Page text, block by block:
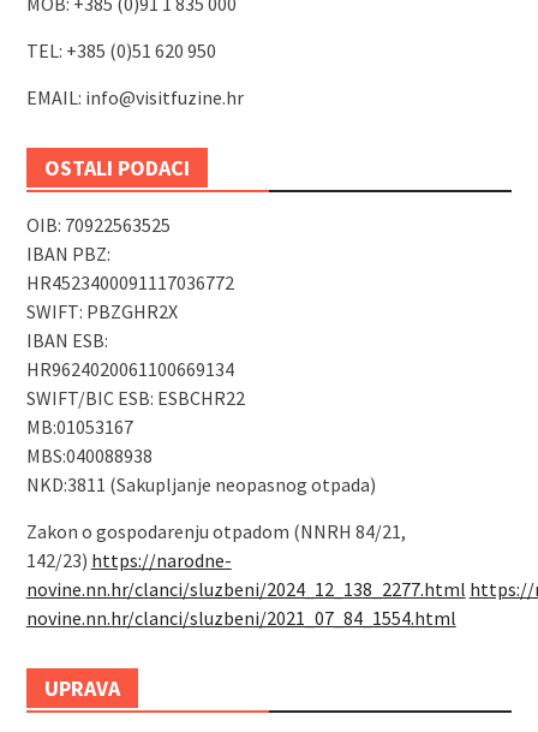
TEL: +385 (0)51 620 950
EMAIL: info@visitfuzine.hr
OSTALI PODACI
OIB: 70922563525
IBAN PBZ:
HR4523400091117036772
SWIFT: PBZGHR2X
IBAN ESB:
HR9624020061100669134
SWIFT/BIC ESB: ESBCHR22
MB:01053167
MBS:040088938
NKD:3811 (Sakupljanje neopasnog otpada)
Zakon o gospodarenju otpadom (NNRH 84/21,
142/23) https://narodne-
novine.nn.hr/clanci/sluzbeni/2024_12_138_2277.html https://
novine.nn.hr/clanci/sluzbeni/2021_07_84_1554.html
UPRAVA